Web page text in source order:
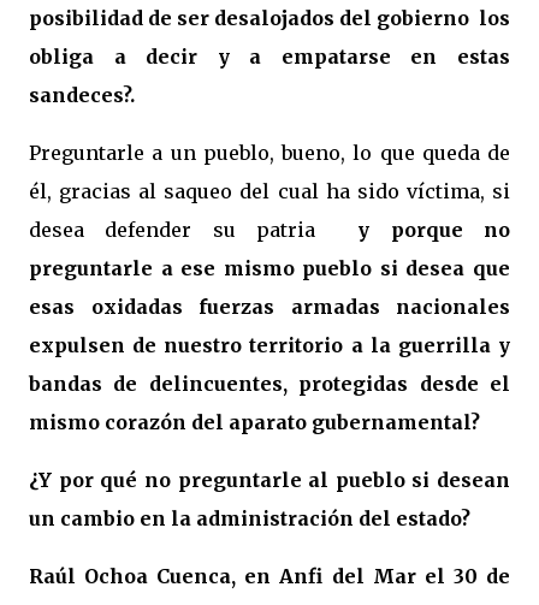
posibilidad de ser desalojados del gobierno los
obliga a decir y a empatarse en estas
sandeces?.
Preguntarle a un pueblo, bueno, lo que queda de
él, gracias al saqueo del cual ha sido víctima, si
desea defender su patria y porque no
preguntarle a ese mismo pueblo si desea que
esas oxidadas fuerzas armadas nacionales
expulsen de nuestro territorio a la guerrilla y
bandas de delincuentes, protegidas desde el
mismo corazón del aparato gubernamental?
¿Y por qué no preguntarle al pueblo si desean
un cambio en la administración del estado?
Raúl Ochoa Cuenca, en Anfi del Mar el 30 de